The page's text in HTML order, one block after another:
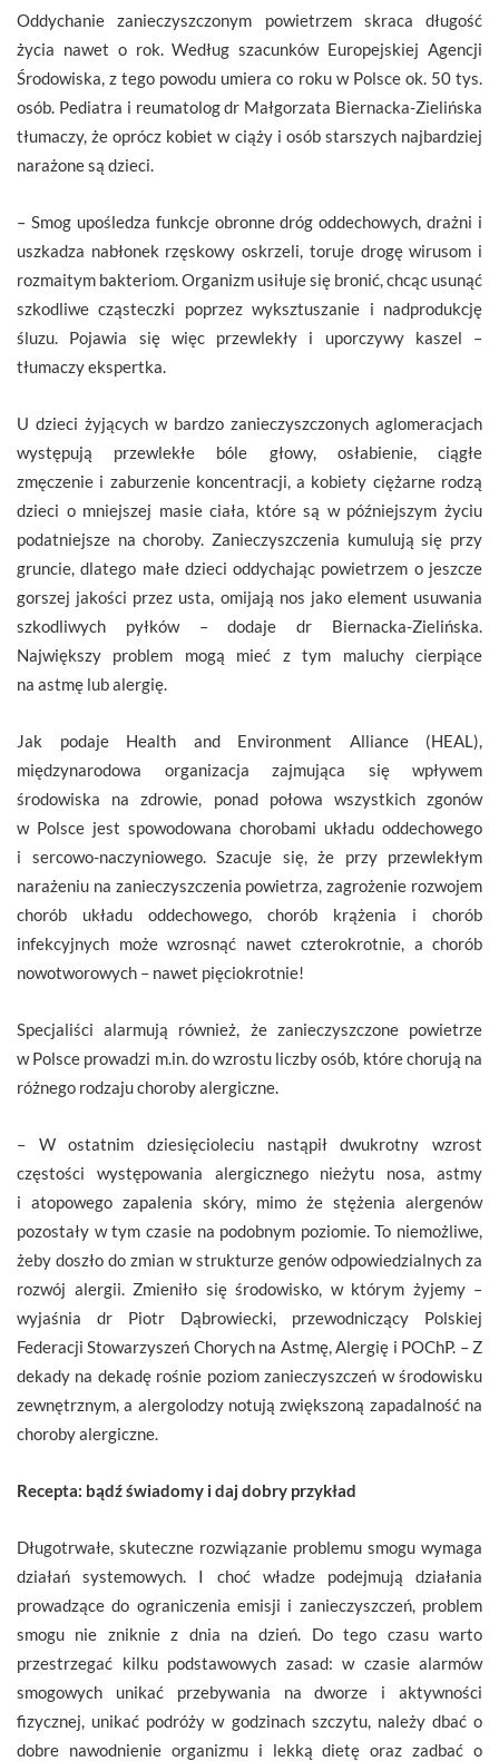
Oddychanie zanieczyszczonym powietrzem skraca długość
życia nawet o rok. Według szacunków Europejskiej Agencji
Środowiska, z tego powodu umiera co roku w Polsce ok. 50 tys.
osób. Pediatra i reumatolog dr Małgorzata Biernacka-Zielińska
tłumaczy, że oprócz kobiet w ciąży i osób starszych najbardziej
narażone są dzieci.
– Smog upośledza funkcje obronne dróg oddechowych, drażni i
uszkadza nabłonek rzęskowy oskrzeli, toruje drogę wirusom i
rozmaitym bakteriom. Organizm usiłuje się bronić, chcąc usunąć
szkodliwe cząsteczki poprzez wyksztuszanie i nadprodukcję
śluzu. Pojawia się więc przewlekły i uporczywy kaszel –
tłumaczy ekspertka.
U dzieci żyjących w bardzo zanieczyszczonych aglomeracjach
występują przewlekłe bóle głowy, osłabienie, ciągłe
zmęczenie i zaburzenie koncentracji, a kobiety ciężarne rodzą
dzieci o mniejszej masie ciała, które są w późniejszym życiu
podatniejsze na choroby. Zanieczyszczenia kumulują się przy
gruncie, dlatego małe dzieci oddychając powietrzem o jeszcze
gorszej jakości przez usta, omijają nos jako element usuwania
szkodliwych pyłków – dodaje dr Biernacka-Zielińska.
Największy problem mogą mieć z tym maluchy cierpiące
na astmę lub alergię.
Jak podaje Health and Environment Alliance (HEAL),
międzynarodowa organizacja zajmująca się wpływem
środowiska na zdrowie, ponad połowa wszystkich zgonów
w Polsce jest spowodowana chorobami układu oddechowego
i sercowo-naczyniowego. Szacuje się, że przy przewlekłym
narażeniu na zanieczyszczenia powietrza, zagrożenie rozwojem
chorób układu oddechowego, chorób krążenia i chorób
infekcyjnych może wzrosnąć nawet czterokrotnie, a chorób
nowotworowych – nawet pięciokrotnie!
Specjaliści alarmują również, że zanieczyszczone powietrze
w Polsce prowadzi m.in. do wzrostu liczby osób, które chorują na
różnego rodzaju choroby alergiczne.
– W ostatnim dziesięcioleciu nastąpił dwukrotny wzrost
częstości występowania alergicznego nieżytu nosa, astmy
i atopowego zapalenia skóry, mimo że stężenia alergenów
pozostały w tym czasie na podobnym poziomie. To niemożliwe,
żeby doszło do zmian w strukturze genów odpowiedzialnych za
rozwój alergii. Zmieniło się środowisko, w którym żyjemy –
wyjaśnia dr Piotr Dąbrowiecki, przewodniczący Polskiej
Federacji Stowarzyszeń Chorych na Astmę, Alergię i POChP. – Z
dekady na dekadę rośnie poziom zanieczyszczeń w środowisku
zewnętrznym, a alergolodzy notują zwiększoną zapadalność na
choroby alergiczne.
Recepta: bądź świadomy i daj dobry przykład
Długotrwałe, skuteczne rozwiązanie problemu smogu wymaga
działań systemowych. I choć władze podejmują działania
prowadzące do ograniczenia emisji i zanieczyszczeń, problem
smogu nie zniknie z dnia na dzień. Do tego czasu warto
przestrzegać kilku podstawowych zasad: w czasie alarmów
smogowych unikać przebywania na dworze i aktywności
fizycznej, unikać podróży w godzinach szczytu, należy dbać o
dobre nawodnienie organizmu i lekką dietę oraz zadbać o